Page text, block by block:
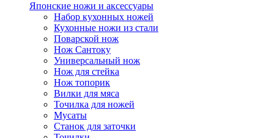
Японские ножи и аксессуары
Набор кухонных ножей
Кухонные ножи из стали
Поварской нож
Нож Сантоку
Универсальный нож
Нож для стейка
Нож топорик
Вилки для мяса
Точилка для ножей
Мусаты
Станок для заточки